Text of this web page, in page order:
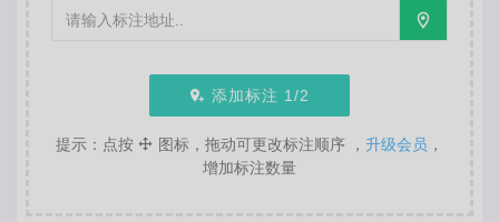
添加标注 1 /2
提示：点按 图标，拖动可更改标注顺序 ， 升级会员 ，
增加标注数量